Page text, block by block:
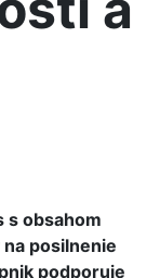
s obsahom
posilnenie
podporuje